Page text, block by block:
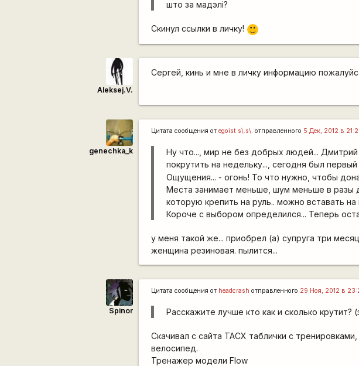
што за мадэлі?
Скинул ссылки в личку! :)
Aleksej.V.
Сергей, кинь и мне в личку информацию
genechka_k
Цитата сообщения отegoist s\.s\. отправленного 5 Дек, 2012 в
Ну что..., мир не без добрых людей...
покрутить на недельку..., сегодня был первый
Ощущения... - огонь! То что нужно, чтобы
Места занимает меньше, шум меньше в разы
которую крепить на руль.. можно вставать
Короче с выбором определился... Теперь
у меня такой же... приобрел (а) супруга три
женщина резиновая. пылится...
Spinor
Цитата сообщения от headcrash отправленного 29 Ноя, 2012 в
Расскажите лучше кто как и сколько крутит?
Скачивал с сайта TACX таблички с
велосипед.
Тренажер модели Flow